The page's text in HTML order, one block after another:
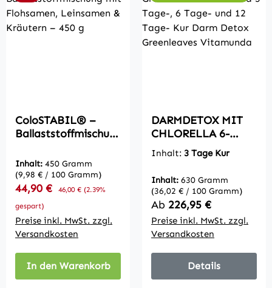
ColoSTABIL® –
Ballaststoffmischun
Leinsamen &
Kräutern – 450 g
Inhalt: 450 Gramm
(9,98 € / 100 Gramm)
Verkaufspreis:
44,90 € Regulärer Preis:
46,00 € (2.39%
gespart)
Preise inkl. MwSt. zzgl.
Versandkosten
In den Warenkorb
DARMDETOX MIT
CHLORELLA 6-
Tage-Kur Darmkur
zur Darmreinigung
Inhalt: 3 Tage Kur
Inhalt: 630 Gramm
(36,02 € / 100 Gramm)
Regulärer Preis:
Ab 226,95 €
Preise inkl. MwSt. zzgl.
Versandkosten
Details